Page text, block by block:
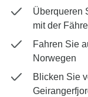
Überqueren
mit der Fähre
Fahren Sie
Norwegen
Blicken Sie